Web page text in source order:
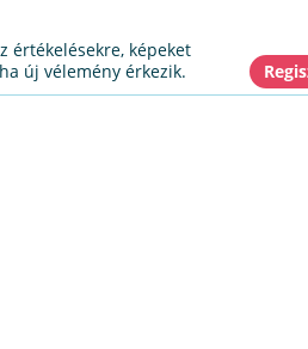
értékelésekre, képeket
új vélemény érkezik.